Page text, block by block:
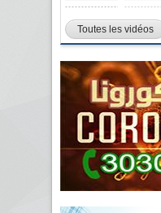
Toutes les vidéos